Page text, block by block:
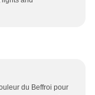
du Beffroi pour